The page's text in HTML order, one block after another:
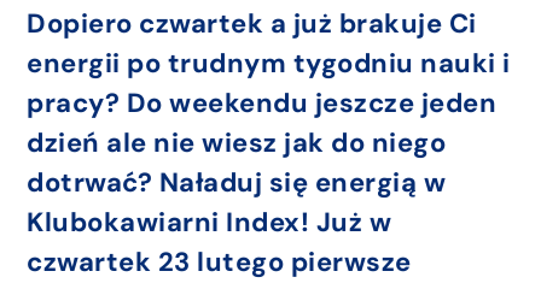
Dopiero czwartek a już brakuje Ci
energii po trudnym tygodniu nauki i
pracy? Do weekendu jeszcze jeden
dzień ale nie wiesz jak do niego
dotrwać? Naładuj się energią w
Klubokawiarni Index! Już w
czwartek 23 lutego pierwsze